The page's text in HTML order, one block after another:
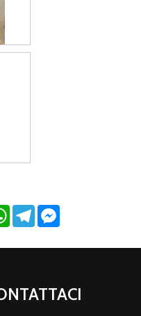
WhatsApp
Telegram